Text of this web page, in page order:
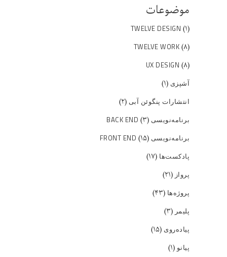
موضوعات
TWELVE DESIGN (۱)
TWELVE WORK (۸)
UX DESIGN (۸)
آشپزی (۱)
انتشارات پنگوئن آبی (۲)
برنامه‌نویسی BACK END (۳)
برنامه‌نویسی FRONT END (۱۵)
پادکست‌ها (۱۷)
پرواز (۲۱)
پروژه‌ها (۴۳)
پلیمر (۳)
پیاده‌روی (۱۵)
پیانو(۱)